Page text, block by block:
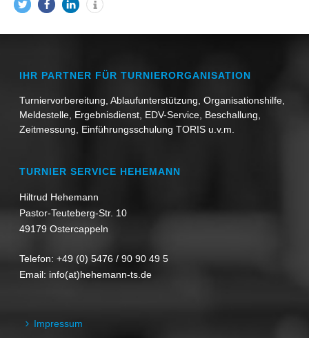
IHR PARTNER FÜR TURNIERORGANISATION
Turniervorbereitung, Ablaufunterstützung, Organisationshilfe,
Meldestelle, Ergebnisdienst, EDV-Service, Beschallung,
Zeitmessung, Einführungsschulung TORIS u.v.m.
TURNIER SERVICE HEHEMANN
Hiltrud Hehemann
Pastor-Teuteberg-Str. 10
49179 Ostercappeln
Telefon: +49 (0) 5476 / 90 90 49 5
Email: info(at)hehemann-ts.de
Impressum